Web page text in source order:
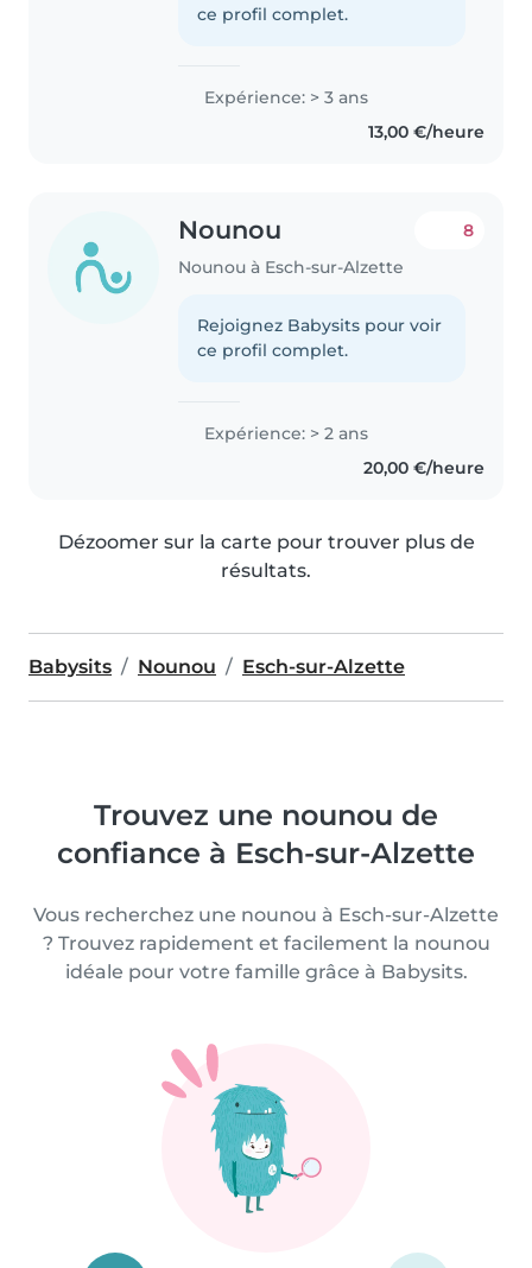
ce profil complet.
Expérience: > 3 ans
13,00 €/heure
Nounou
Nounou à Esch-sur-Alzette
8
Rejoignez Babysits pour voir
ce profil complet.
Expérience: > 2 ans
20,00 €/heure
Dézoomer sur la carte pour trouver plus de
résultats.
Babysits Nounou Esch-sur-Alzette
Trouvez une nounou de
confiance à Esch-sur-Alzette
Vous recherchez une nounou à Esch-sur-Alzette
? Trouvez rapidement et facilement la nounou
idéale pour votre famille grâce à Babysits.